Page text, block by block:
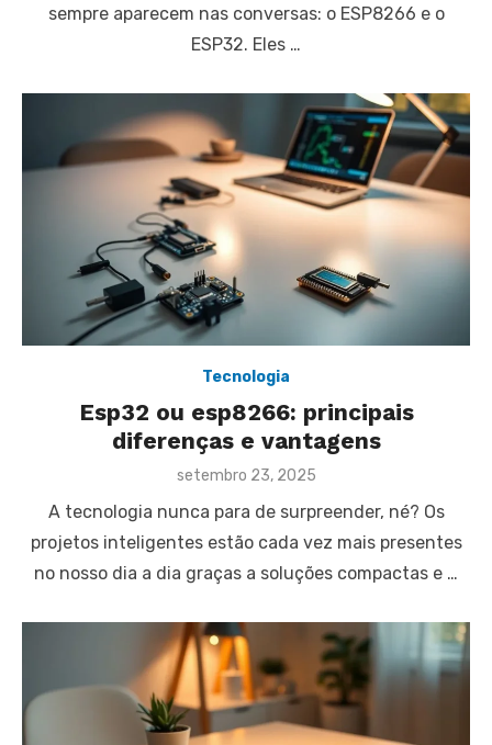
sempre aparecem nas conversas: o ESP8266 e o
ESP32. Eles …
Tecnologia
Esp32 ou esp8266: principais
diferenças e vantagens
Posted
setembro 23, 2025
A tecnologia nunca para de surpreender, né? Os
projetos inteligentes estão cada vez mais presentes
no nosso dia a dia graças a soluções compactas e …